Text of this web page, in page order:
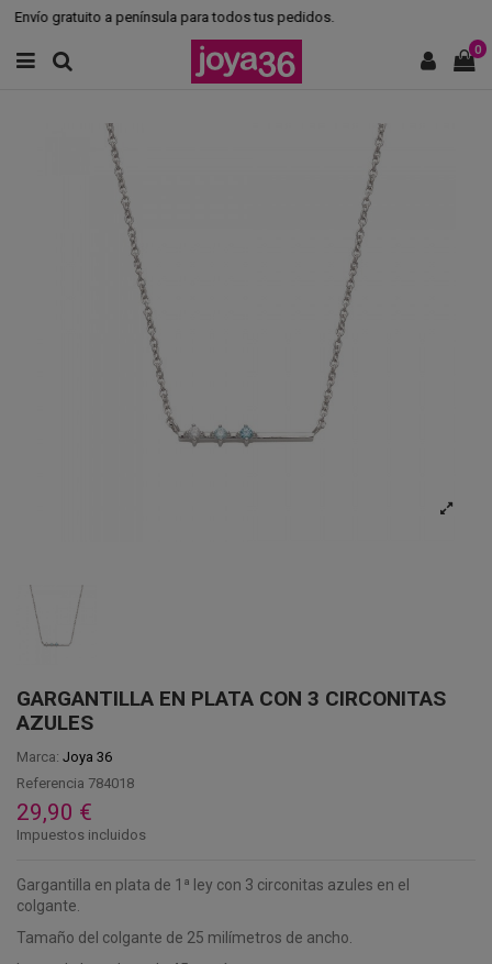
Envío gratuito a península para todos tus pedidos.
0
GARGANTILLA EN PLATA CON 3 CIRCONITAS
AZULES
Marca: Joya 36
Referencia 784018
29,90 €
Impuestos incluidos
Gargantilla en plata de 1ª ley con 3 circonitas azules en el
colgante.
Tamaño del colgante de 25 milímetros de ancho.